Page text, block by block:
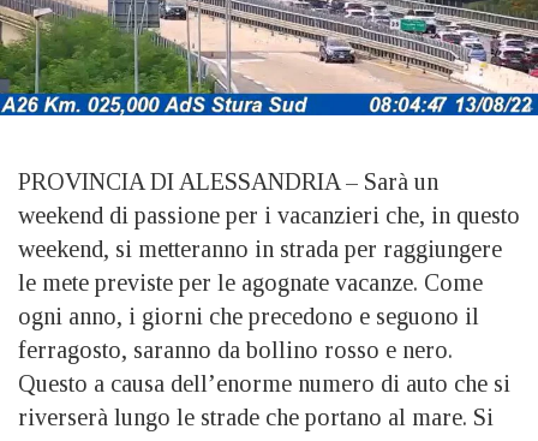
PROVINCIA DI ALESSANDRIA – Sarà un
weekend di passione per i vacanzieri che, in questo
weekend, si metteranno in strada per raggiungere
le mete previste per le agognate vacanze. Come
ogni anno, i giorni che precedono e seguono il
ferragosto, saranno da bollino rosso e nero.
Questo a causa dell’enorme numero di auto che si
riverserà lungo le strade che portano al mare. Si